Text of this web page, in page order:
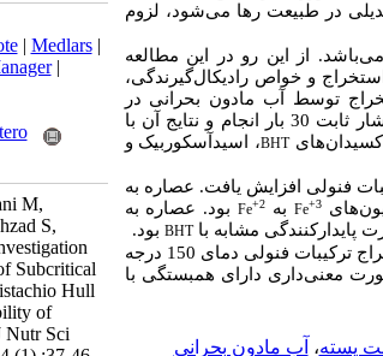
در طبیعت رها می‌شود، لزوم
میوه پسته می‌باشد. از این رو در این مطالعه
و خواص رادیکال‌گیرندگی،
توسط آب مادون بحرانی در
دماهای 120 تا 180 درجه سانتی‌گراد، با نسبت اختلاط ثابت 1:20 نمونه و حلال و فشار ثابت 30 بار انجام و نتایج آن با
BHT، اسیدآسکوربیک و
سانتی‌گراد، میزان ترکیبات فنولی افزایش یافت. عصاره به
Fe+3 به Fe+2
بود. عصاره به
BHT بود.
بر اساس نتایج این مطالعه می‌توان بیان نمود که دمای بهینه برای استخراج ترکیبات فنولی دمای 150 درجه
معنی‌داری دارای همبستگی با
پسته، آب مادون بحرانی
| Medlars|
|
M,
S,
Subcritical
Hull
of
Nutr Sci